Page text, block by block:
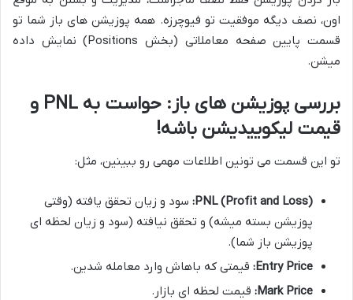
اون، نصف دیگه موفقیت تو فیوچرزه. همه پوزیشن های باز شما تو
قسمت پایین صفحه معاملاتی (بخش Positions) نمایش داده
میشن.
بررسی پوزیشن های باز: حواست به PNL و
قیمت لیکوییدیشن باشه!
تو این قسمت می تونین اطلاعات مهمی رو ببینین، مثل:
PNL (Profit and Loss): سود و زیان تحقق یافته (وقتی
پوزیشن بسته میشه) و تحقق نیافته (سود و زیان لحظه ای
پوزیشن باز شما).
Entry Price: قیمتی که باهاش وارد معامله شدین.
Mark Price: قیمت لحظه ای بازار.